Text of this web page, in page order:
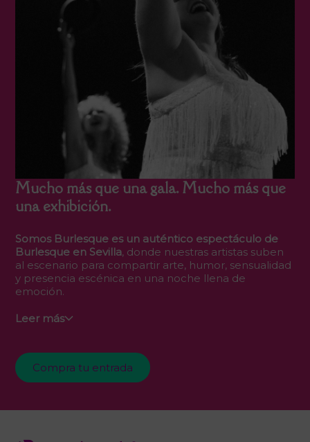
Mucho más que una gala. Mucho más que
una exhibición.
Somos Burlesque es un auténtico espectáculo de
Burlesque en Sevilla, donde nuestras artistas suben
al escenario para compartir arte, humor, sensualidad
y presencia escénica en una noche llena de
emoción.
Leer más
Compra tu entrada